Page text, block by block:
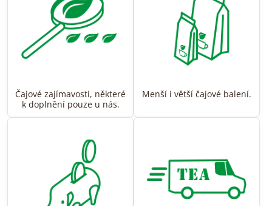
Čajové zajímavosti, některé
k doplnění pouze u nás.
Menší i větší čajové balení.